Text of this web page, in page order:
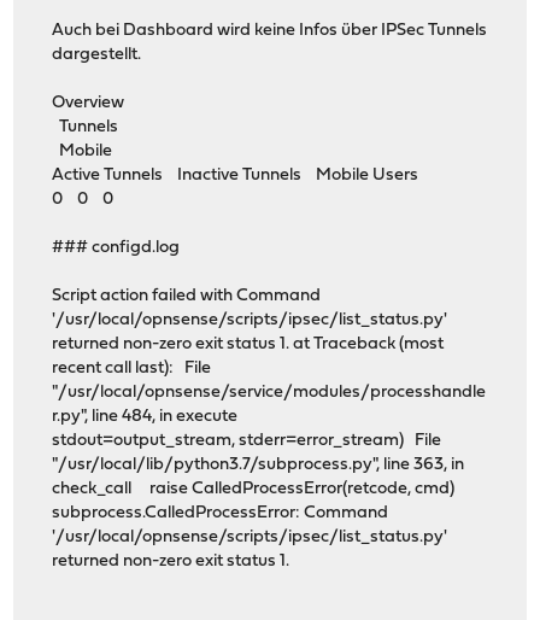
Auch bei Dashboard wird keine Infos über IPSec Tunnels
dargestellt.
Overview
Tunnels
Mobile
Active Tunnels Inactive Tunnels Mobile Users
0 0 0
### configd.log
Script action failed with Command
'/usr/local/opnsense/scripts/ipsec/list_status.py'
returned non-zero exit status 1. at Traceback (most
recent call last): File
"/usr/local/opnsense/service/modules/processhandle
r.py", line 484, in execute
stdout=output_stream, stderr=error_stream) File
"/usr/local/lib/python3.7/subprocess.py", line 363, in
check_call raise CalledProcessError(retcode, cmd)
subprocess.CalledProcessError: Command
'/usr/local/opnsense/scripts/ipsec/list_status.py'
returned non-zero exit status 1.